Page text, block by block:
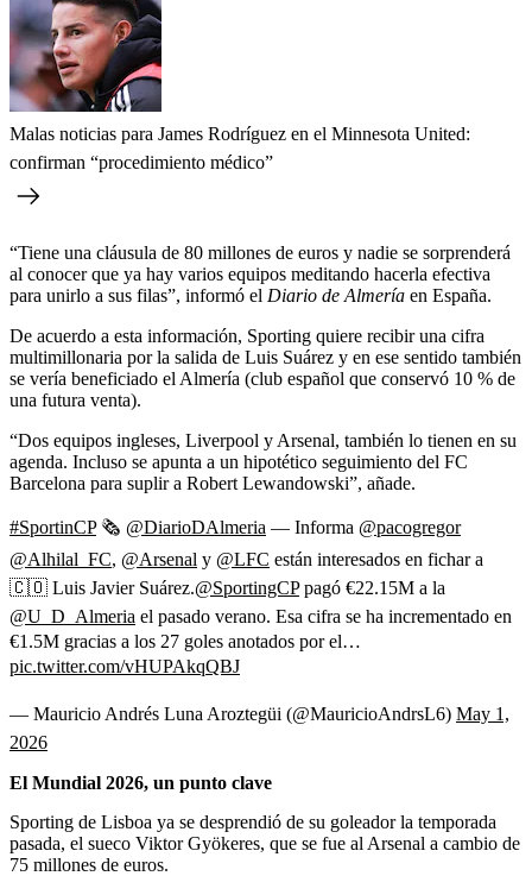
Malas noticias para James Rodríguez en el Minnesota United:
confirman “procedimiento médico”
“Tiene una cláusula de 80 millones de euros y nadie se sorprenderá
al conocer que ya hay varios equipos meditando hacerla efectiva
para unirlo a sus filas”, informó el Diario de Almería en España.
De acuerdo a esta información, Sporting quiere recibir una cifra
multimillonaria por la salida de Luis Suárez y en ese sentido también
se vería beneficiado el Almería (club español que conservó 10 % de
una futura venta).
“Dos equipos ingleses, Liverpool y Arsenal, también lo tienen en su
agenda. Incluso se apunta a un hipotético seguimiento del FC
Barcelona para suplir a Robert Lewandowski”, añade.
#SportinCP🗞️ @DiarioDAlmeria — Informa @pacogregor
@Alhilal_FC, @Arsenal y @LFC están interesados en fichar a
🇨🇴 Luis Javier Suárez.@SportingCPpagó €22.15M a la
@U_D_Almeria el pasado verano. Esa cifra se ha incrementado en
€1.5M gracias a los 27 goles anotados por el…
pic.twitter.com/vHUPAkqQBJ
— Mauricio Andrés Luna Aroztegüi (@MauricioAndrsL6) May 1,
2026
El Mundial 2026, un punto clave
Sporting de Lisboa ya se desprendió de su goleador la temporada
pasada, el sueco Viktor Gyökeres, que se fue al Arsenal a cambio de
75 millones de euros.